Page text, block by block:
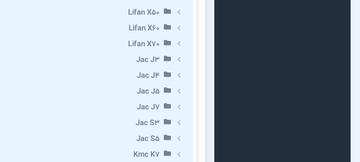
Lifan X50
Lifan X60
Lifan X70
Jac J3
Jac J4
Jac J5
Jac J7
Jac S3
Jac S5
Kmc K7